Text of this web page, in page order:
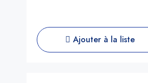
Ajouter à la liste